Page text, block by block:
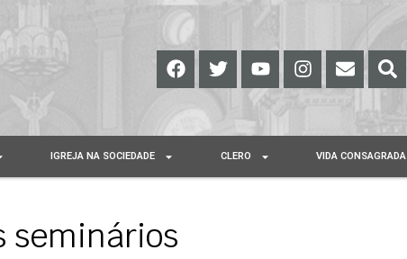
IGREJA NA SOCIEDADE CLERO VIDA CONSAGRADA
seminários